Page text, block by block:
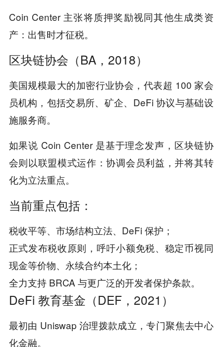
Coin Center 主张将质押奖励视同其他生成类资
产：出售时才征税。
区块链协会（BA，2018）
美国规模最大的加密行业协会，代表超 100 家会
员机构，包括交易所、矿企、DeFi 协议与基础设
施服务商。
如果说 Coin Center 是基于理念发声，区块链协
会则以联盟模式运作：协调会员利益，并将其转
化为立法重点。
当前重点包括：
税收平等、市场结构立法、DeFi 保护；
正式发布税收原则，呼吁小额免税、稳定币视同
现金等价物、永续合约本土化；
全力支持 BRCA 与更广泛的开发者保护条款。
DeFi 教育基金（DEF，2021）
最初由 Uniswap 治理拨款成立，专门聚焦去中心
化金融。